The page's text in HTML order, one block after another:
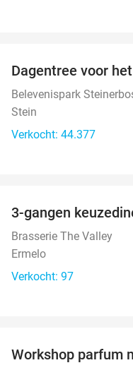
Dagentree voor
Belevenispark
Stein
Verkocht: 44.377
3-gangen
Brasserie The Valley
Ermelo
Verkocht: 97
Workshop parfum